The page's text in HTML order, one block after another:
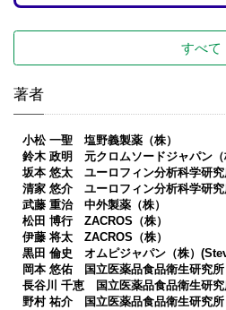
すべて
著者
小松 一聖 塩野義製薬（株）
鈴木 政明 元クロムソードジャパン（
坂本 悠太 ユーロフィン分析科学研究
清家 悠介 ユーロフィン分析科学研究
武藤 重治 中外製薬（株）
松田 博行 ZACROS（株）
伊藤 将太 ZACROS（株）
黒田 倫史 オムピジャパン（株）
岡本 悠佑 国立医薬品食品衛生研究所
長谷川 千恵 国立医薬品食品衛生研究
野村 祐介 国立医薬品食品衛生研究所